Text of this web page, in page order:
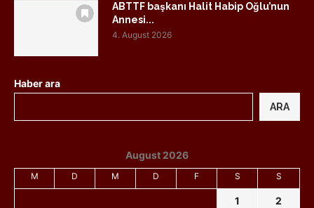
ABTTF başkanı Halit Habip Oğlu’nun
Annesi...
4. August 2026
Haber ara
ARA
August 2026
M D M D F S S
1
2